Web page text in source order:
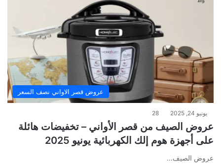
عروض قصر الاواني نصف السعر
يونيو 24, 2025 28
عروض الصيف من قصر الأواني – تخفيضات هائلة
على أجهزة هوم إلك الكهربائية يونيو 2025
عروض الصيف…